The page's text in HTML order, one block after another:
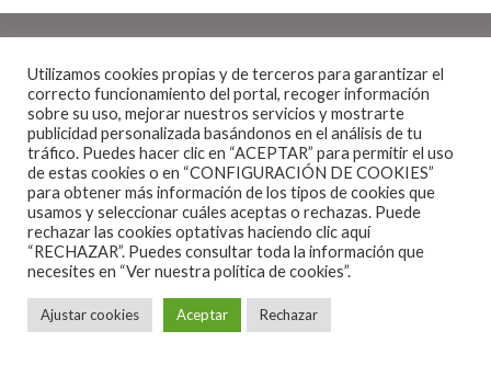
Noticias · 1 Minuto de lectura
CAMBIOS EN LA GIRA DE DEWOLFF
POR ESPAÑA
Utilizamos cookies propias y de terceros para garantizar el
correcto funcionamiento del portal, recoger información
sobre su uso, mejorar nuestros servicios y mostrarte
publicidad personalizada basándonos en el análisis de tu
tráfico. Puedes hacer clic en “ACEPTAR” para permitir el uso
de estas cookies o en “CONFIGURACIÓN DE COOKIES”
para obtener más información de los tipos de cookies que
usamos y seleccionar cuáles aceptas o rechazas. Puede
rechazar las cookies optativas haciendo clic aquí
“RECHAZAR”. Puedes consultar toda la información que
necesites en “Ver nuestra política de cookies”.
Ajustar cookies Aceptar Rechazar